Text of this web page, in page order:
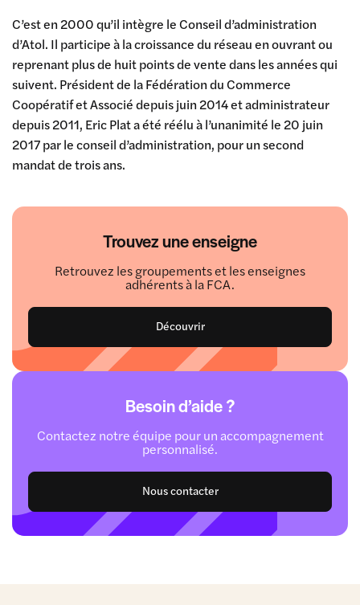
Trouvez une enseigne
Retrouvez les groupements et les enseignes
adhérents à la FCA.
Découvrir
Besoin d’aide ?
Contactez notre équipe pour un accompagnement
personnalisé.
Nous contacter
C’est en 2000 qu’il intègre le Conseil d’administration
d’Atol. Il participe à la croissance du réseau en ouvrant ou
reprenant plus de huit points de vente dans les années qui
suivent. Président de la Fédération du Commerce
Coopératif et Associé depuis juin 2014 et administrateur
depuis 2011, Eric Plat a été réélu à l’unanimité le 20 juin
2017 par le conseil d’administration, pour un second
mandat de trois ans.